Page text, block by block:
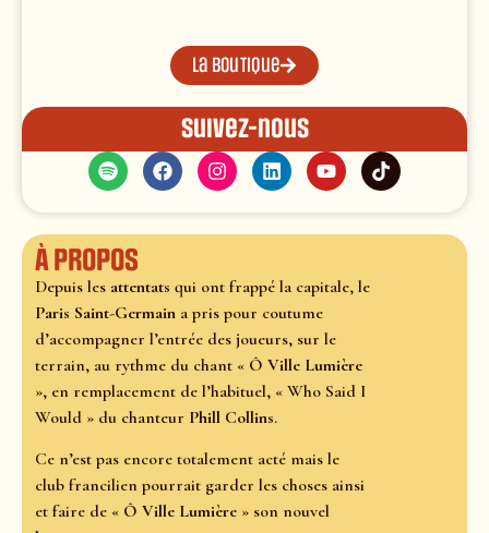
La boutique
Suivez-nous
À propos
Depuis les attentats qui ont frappé la capitale, le
Paris Saint-Germain a pris pour coutume
d’accompagner l’entrée des joueurs, sur le
terrain, au rythme du chant « Ô Ville Lumière
», en remplacement de l’habituel, « Who Said I
Would » du chanteur Phill Collins.
Ce n’est pas encore totalement acté mais le
club francilien pourrait garder les choses ainsi
et faire de « Ô Ville Lumière » son nouvel